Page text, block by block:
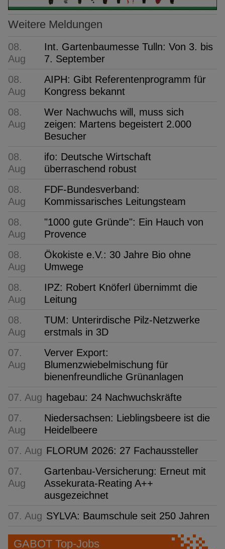
Weitere Meldungen
08.
Aug
Int. Gartenbaumesse Tulln: Von 3. bis
7. September
08.
Aug
AIPH: Gibt Referentenprogramm für
Kongress bekannt
08.
Aug
Wer Nachwuchs will, muss sich
zeigen: Martens begeistert 2.000
Besucher
08.
Aug
ifo: Deutsche Wirtschaft
überraschend robust
08.
Aug
FDF-Bundesverband:
Kommissarisches Leitungsteam
08.
Aug
"1000 gute Gründe": Ein Hauch von
Provence
08.
Aug
Ökokiste e.V.: 30 Jahre Bio ohne
Umwege
08.
Aug
IPZ: Robert Knöferl übernimmt die
Leitung
08.
Aug
TUM: Unterirdische Pilz-Netzwerke
erstmals in 3D
07.
Aug
Verver Export:
Blumenzwiebelmischung für
bienenfreundliche Grünanlagen
07. Aug hagebau: 24 Nachwuchskräfte
07.
Aug
Niedersachsen: Lieblingsbeere ist die
Heidelbeere
07. Aug FLORUM 2026: 27 Fachaussteller
07.
Aug
Gartenbau-Versicherung: Erneut mit
Assekurata-Reating A++
ausgezeichnet
07. Aug SYLVA: Baumschule seit 250 Jahren
GABOT Top-Jobs